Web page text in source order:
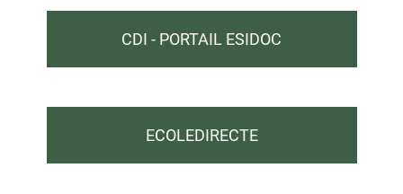
CDI - PORTAIL ESIDOC
ECOLEDIRECTE